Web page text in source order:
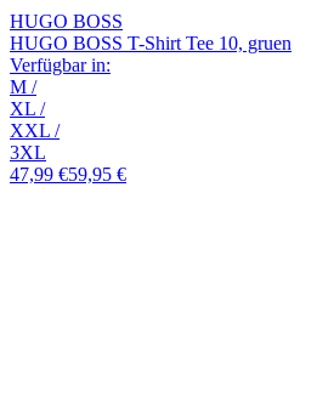
HUGO BOSS
HUGO BOSS T-Shirt Tee 10, gruen
Verfügbar in:
M /
XL /
XXL /
3XL
47,99 €59,95 €